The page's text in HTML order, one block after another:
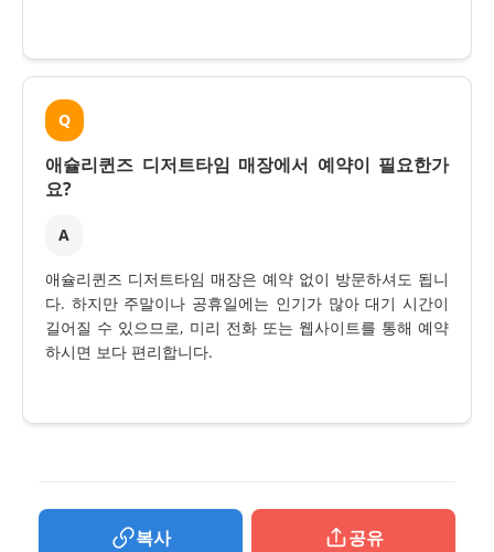
Q
애슐리퀸즈 디저트타임 매장에서 예약이 필요한가
요?
A
애슐리퀸즈 디저트타임 매장은 예약 없이 방문하셔도 됩니
다. 하지만 주말이나 공휴일에는 인기가 많아 대기 시간이
길어질 수 있으므로, 미리 전화 또는 웹사이트를 통해 예약
하시면 보다 편리합니다.
복사 공유